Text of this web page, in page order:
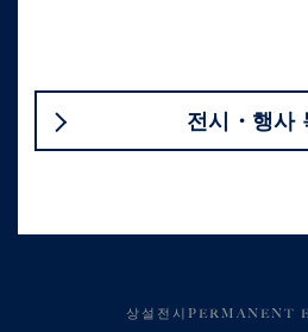
전시・행사
상설전시PERMANENT